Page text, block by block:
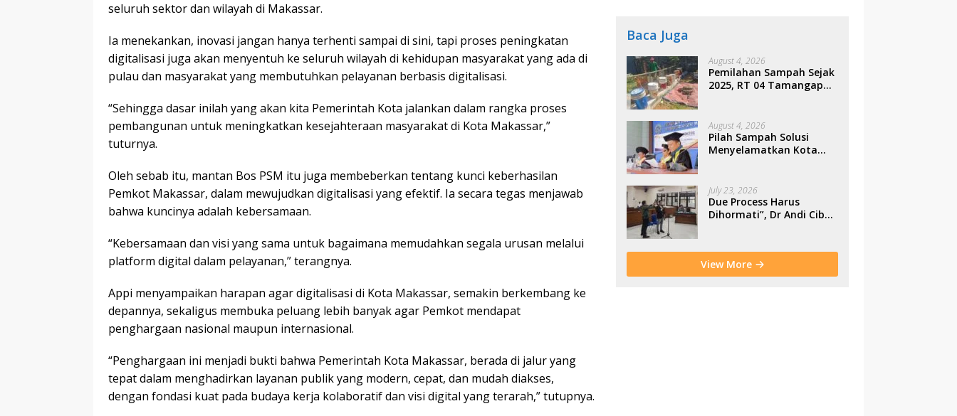
seluruh sektor dan wilayah di Makassar.
Ia menekankan, inovasi jangan hanya terhenti sampai di sini, tapi proses peningkatan
digitalisasi juga akan menyentuh ke seluruh wilayah di kehidupan masyarakat yang ada di
pulau dan masyarakat yang membutuhkan pelayanan berbasis digitalisasi.
“Sehingga dasar inilah yang akan kita Pemerintah Kota jalankan dalam rangka proses
pembangunan untuk meningkatkan kesejahteraan masyarakat di Kota Makassar,”
tuturnya.
Oleh sebab itu, mantan Bos PSM itu juga membeberkan tentang kunci keberhasilan
Pemkot Makassar, dalam mewujudkan digitalisasi yang efektif. Ia secara tegas menjawab
bahwa kuncinya adalah kebersamaan.
“Kebersamaan dan visi yang sama untuk bagaimana memudahkan segala urusan melalui
platform digital dalam pelayanan,” terangnya.
Appi menyampaikan harapan agar digitalisasi di Kota Makassar, semakin berkembang ke
depannya, sekaligus membuka peluang lebih banyak agar Pemkot mendapat
penghargaan nasional maupun internasional.
“Penghargaan ini menjadi bukti bahwa Pemerintah Kota Makassar, berada di jalur yang
tepat dalam menghadirkan layanan publik yang modern, cepat, dan mudah diakses,
dengan fondasi kuat pada budaya kerja kolaboratif dan visi digital yang terarah,” tutupnya.
Baca Juga
August 4, 2026
Pemilahan Sampah Sejak
2025, RT 04 Tamangapa
Warga
August 4, 2026
Pilah Sampah Solusi
Menyelamatkan Kota
July 23, 2026
Due Process Harus
Dihormati”, Dr Andi Cibu
Morowali
View More